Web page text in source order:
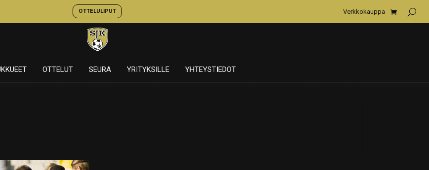
OTTELULIPUT Verkkokauppa
OTTELUT SEURA YRITYKSILLE YHTEYSTIEDOT